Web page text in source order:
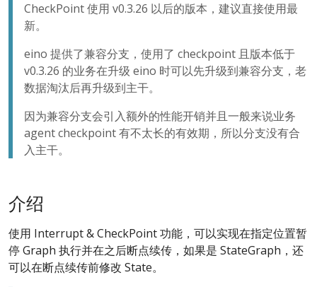
CheckPoint 使用 v0.3.26 以后的版本，建议直接使用最
新。
eino 提供了兼容分支，使用了 checkpoint 且版本低于
v0.3.26 的业务在升级 eino 时可以先升级到兼容分支，老
数据淘汰后再升级到主干。
因为兼容分支会引入额外的性能开销并且一般来说业务
agent checkpoint 有不太长的有效期，所以分支没有合
入主干。
介绍
使用 Interrupt & CheckPoint 功能，可以实现在指定位置暂
停 Graph 执行并在之后断点续传，如果是 StateGraph，还
可以在断点续传前修改 State。